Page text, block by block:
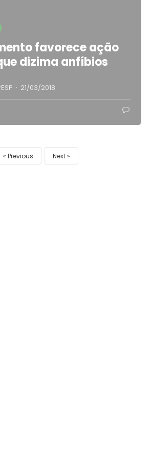
favorece ação
dizima anfíbios
· 21/03/2018
Previous Next